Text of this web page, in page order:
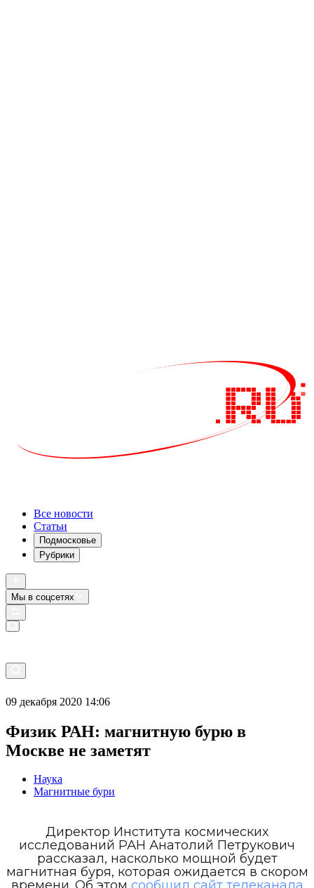
Все новости
Статьи
Подмосковье
Рубрики
Мы в соцсетях
09 декабря 2020 14:06
Физик РАН: магнитную бурю в
Москве не заметят
Наука
Магнитные бури
Директор Института космических
исследований РАН Анатолий Петрукович
рассказал, насколько мощной будет
магнитная буря, которая ожидается в скором